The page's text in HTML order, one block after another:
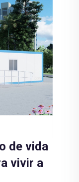
de vida
vivir a